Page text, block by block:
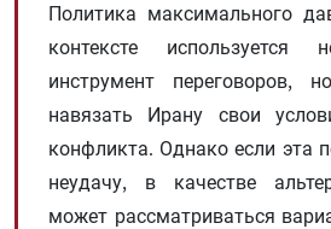
Политика максимального
контексте
инструмент переговоров,
навязать Ирану свои
конфликта. Однако если эта
неудачу, в качестве
может рассматриваться